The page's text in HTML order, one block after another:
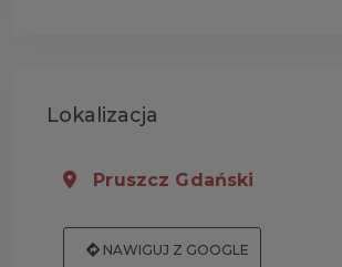
Lokalizacja
Pruszcz Gdański
NAWIGUJ Z GOOGLE